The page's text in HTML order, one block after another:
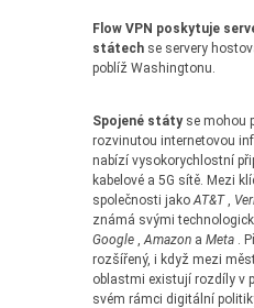
Flow VPN poskytuje
státech se servery
poblíž Washingtonu.
Spojené státyse mohou
rozvinutou internetovou
nabízí vysokorychlostní
kabelové a 5G sítě. Mezi
společnosti jakoAT&T,
známá svými
Google ,Amazon a Meta .
rozšířený, i když mezi
oblastmi existují rozdíly v
svém rámci digitální